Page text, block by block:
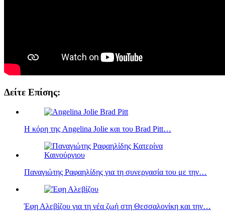
Δείτε Επίσης:
Η κόρη της Angelina Jolie και του Brad Pitt…
Παναγιώτης Ραφαηλίδης για τη συνεργασία του με την…
Έφη Αλεβίζου για τη νέα ζωή στη Θεσσαλονίκη και την…